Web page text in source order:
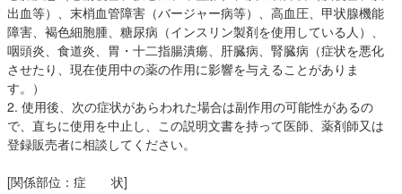
出血等）、末梢血管障害（バージャー病等）、高血圧、甲状腺機能
障害、褐色細胞腫、糖尿病（インスリン製剤を使用している人）、
咽頭炎、食道炎、胃・十二指腸潰瘍、肝臓病、腎臓病（症状を悪化
させたり、現在使用中の薬の作用に影響を与えることがありま
す。）
2. 使用後、次の症状があらわれた場合は副作用の可能性があるの
で、直ちに使用を中止し、この説明文書を持って医師、薬剤師又は
登録販売者に相談してください。
[関係部位：症 状]